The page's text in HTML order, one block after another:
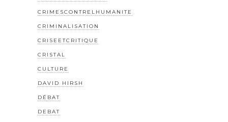
CRIMESCONTRELHUMANITE
CRIMINALISATION
CRISEETCRITIQUE
CRISTAL
CULTURE
DAVID HIRSH
DÉBAT
DEBAT